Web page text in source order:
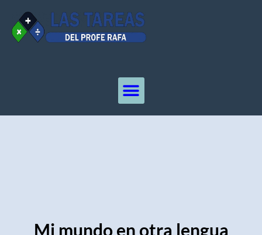
Mi mundo en otra lengua